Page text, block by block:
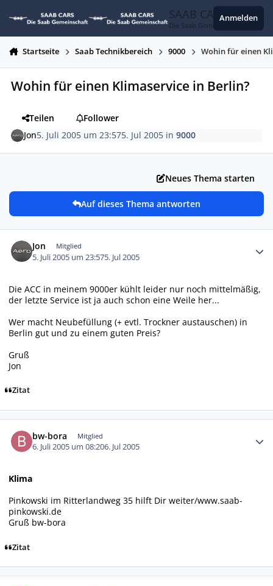
SAAB CARS
Die Saab Gemeinschaft
Anmelden
Startseite Saab Technikbereich 9000 Wohin für einen
Wohin für einen Klimaservice in Berlin?
Teilen
Follower
Jon5. Juli 2005 um 23:575. Jul 2005 in9000
Neues Thema starten
Auf dieses Thema antworten
Jon Mitglied
5. Juli 2005 um 23:575. Jul 2005
Die ACC in meinem 9000er kühlt leider nur noch mittelmäßig,
der letzte Service ist ja auch schon eine Weile her...
Wer macht Neubefüllung (+ evtl. Trockner austauschen) in
Berlin gut und zu einem guten Preis?
Gruß
Jon
Zitat
bw-bora Mitglied
6. Juli 2005 um 08:206. Jul 2005
Klima
Pinkowski im Ritterlandweg 35 hilft Dir weiter/www.saab-
pinkowski.de
Gruß bw-bora
Zitat